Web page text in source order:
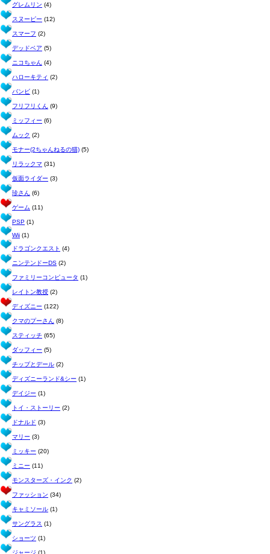
グレムリン (4)
スヌーピー (12)
スマーフ (2)
デッドベア (5)
ニコちゃん (4)
ハローキティ (2)
バンビ (1)
フリフリくん (9)
ミッフィー (6)
ムック (2)
モナー(2ちゃんねるの猫) (5)
リラックマ (31)
仮面ライダー (3)
珍さん (6)
ゲーム (11)
PSP (1)
Wii (1)
ドラゴンクエスト (4)
ニンテンドーDS (2)
ファミリーコンピュータ (1)
レイトン教授 (2)
ディズニー (122)
クマのプーさん (8)
スティッチ (65)
ダッフィー (5)
チップとデール (2)
ディズニーランド&シー (1)
デイジー (1)
トイ・ストーリー (2)
ドナルド (3)
マリー (3)
ミッキー (20)
ミニー (11)
モンスターズ・インク (2)
ファッション (34)
キャミソール (1)
サングラス (1)
ショーツ (1)
ジャージ (1)